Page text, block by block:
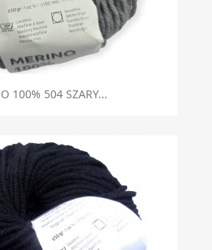
100% 504 SZARY...